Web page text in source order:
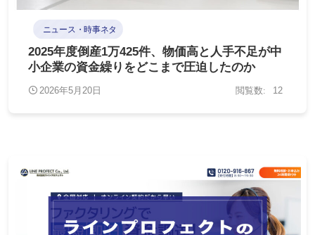
ニュース・時事ネタ
2025年度倒産1万425件、物価高と人手不足が中
小企業の資金繰りをどこまで圧迫したのか
2026年5月20日 12